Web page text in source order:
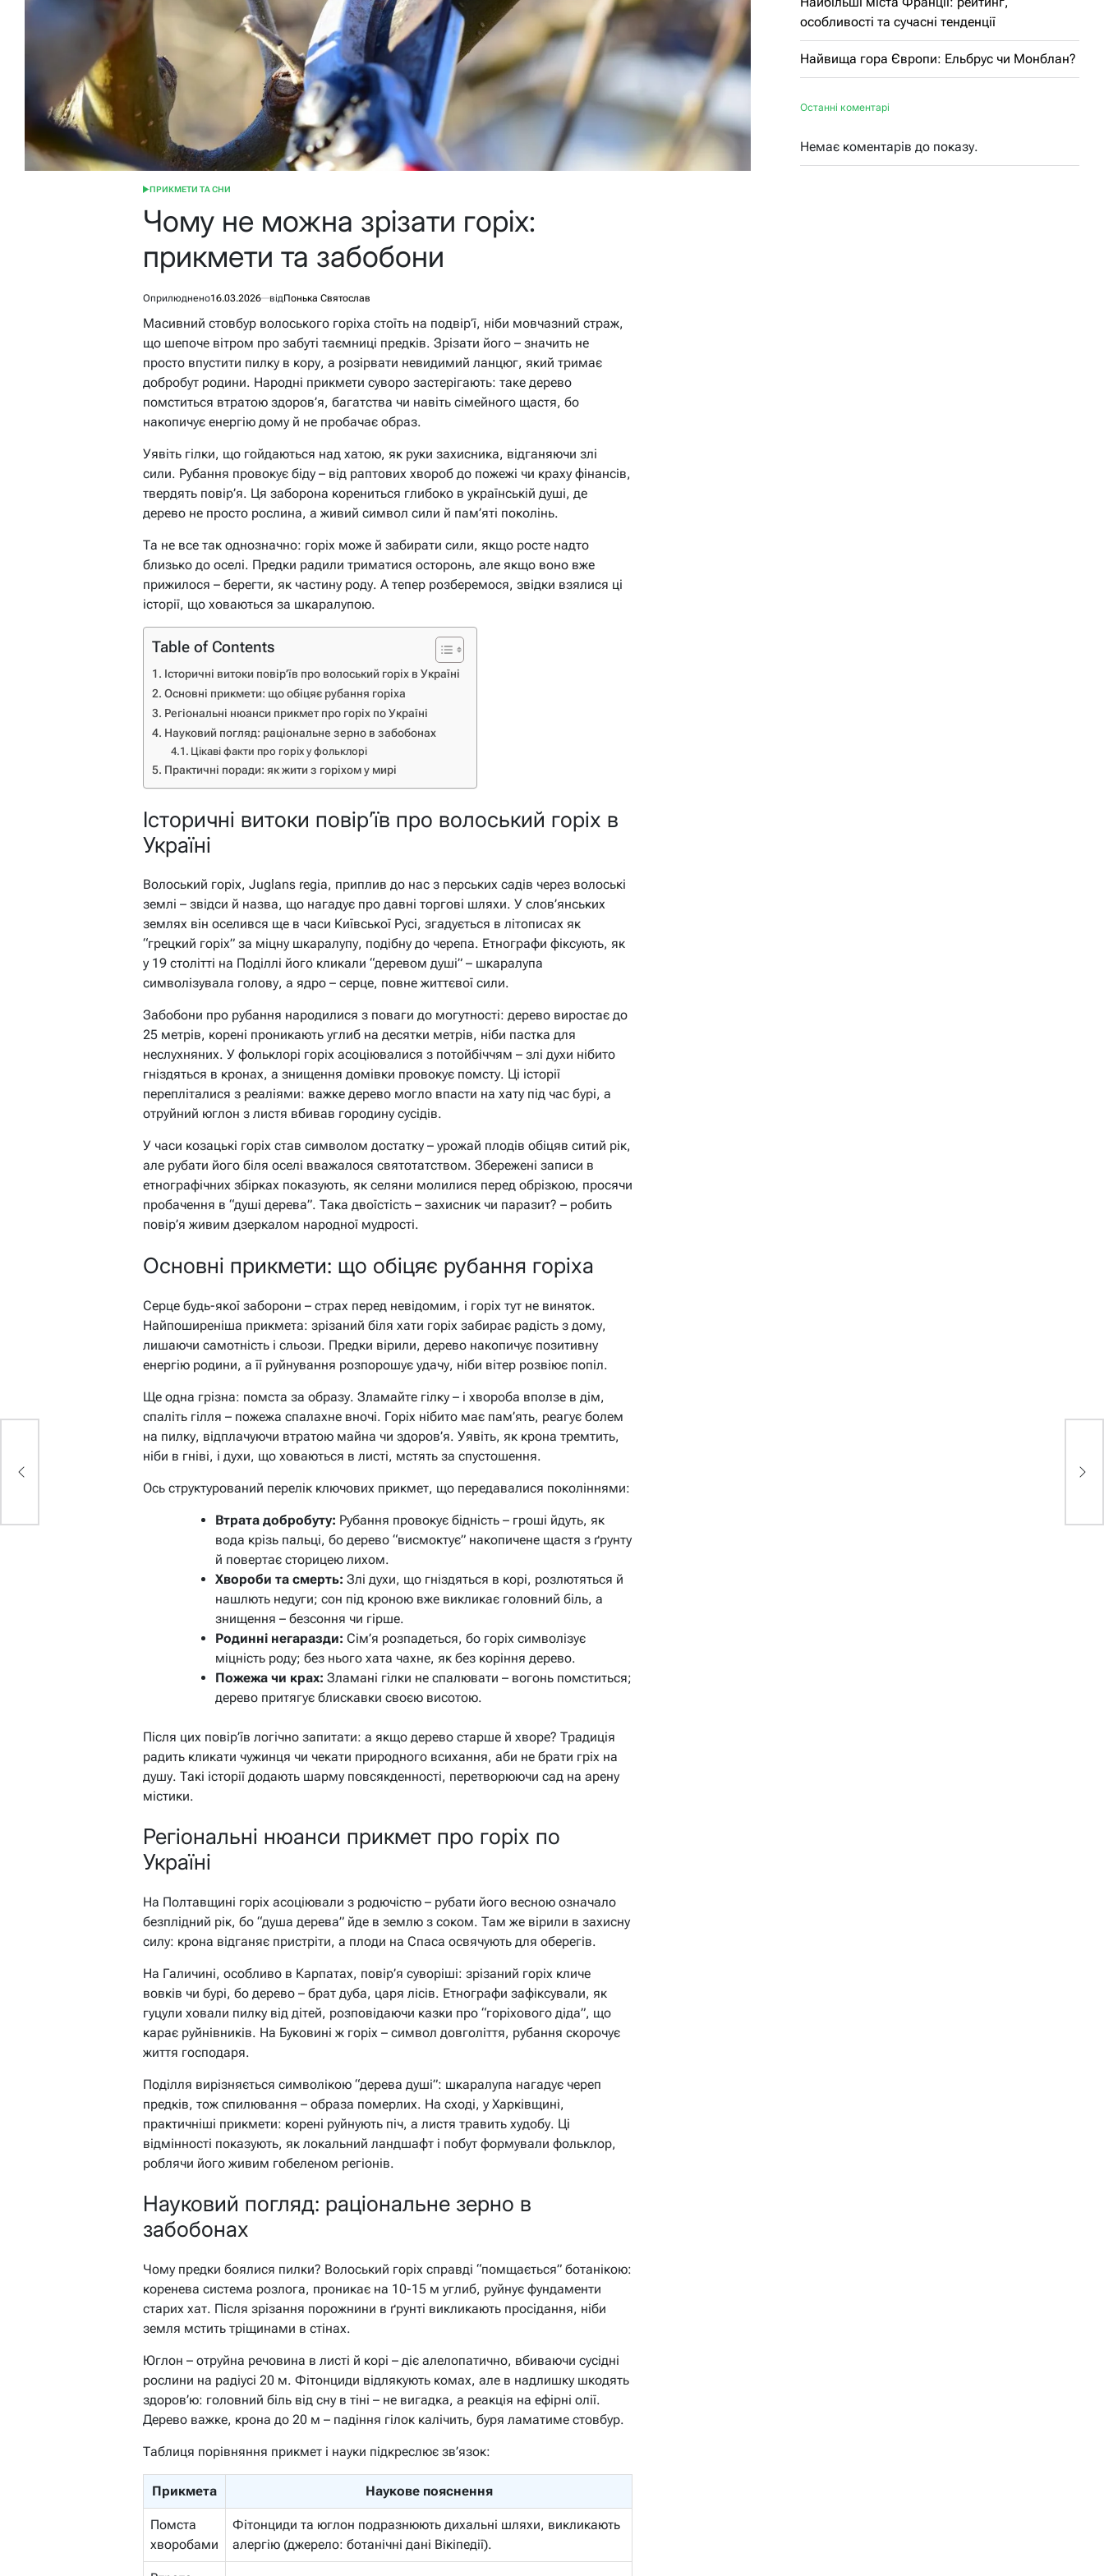
ОПУБЛІКУВАТИ
ПРИКМЕТИ ТА СНИ
Чому не можна зрізати горіх:
прикмети та забобони
Оприлюднено16.03.2026 відПонька Святослав
Масивний стовбур волоського горіха стоїть на подвір’ї, ніби мовчазний страж,
що шепоче вітром про забуті таємниці предків. Зрізати його – значить не
просто впустити пилку в кору, а розірвати невидимий ланцюг, який тримає
добробут родини. Народні прикмети суворо застерігають: таке дерево
помститься втратою здоров’я, багатства чи навіть сімейного щастя, бо
накопичує енергію дому й не пробачає образ.
Уявіть гілки, що гойдаються над хатою, як руки захисника, відганяючи злі
сили. Рубання провокує біду – від раптових хвороб до пожежі чи краху фінансів,
твердять повір’я. Ця заборона корениться глибоко в українській душі, де
дерево не просто рослина, а живий символ сили й пам’яті поколінь.
Та не все так однозначно: горіх може й забирати сили, якщо росте надто
близько до оселі. Предки радили триматися осторонь, але якщо воно вже
прижилося – берегти, як частину роду. А тепер розберемося, звідки взялися ці
історії, що ховаються за шкаралупою.
Table of Contents
Історичні витоки повір’їв про волоський горіх в Україні
Основні прикмети: що обіцяє рубання горіха
Регіональні нюанси прикмет про горіх по Україні
Науковий погляд: раціональне зерно в забобонах
Цікаві факти про горіх у фольклорі
Практичні поради: як жити з горіхом у мирі
Історичні витоки повір’їв про волоський горіх в
Україні
Волоський горіх, Juglans regia, приплив до нас з перських садів через волоські
землі – звідси й назва, що нагадує про давні торгові шляхи. У слов’янських
землях він оселився ще в часи Київської Русі, згадується в літописах як
“грецкий горіх” за міцну шкаралупу, подібну до черепа. Етнографи фіксують, як
у 19 столітті на Поділлі його кликали “деревом душі” – шкаралупа
символізувала голову, а ядро – серце, повне життєвої сили.
Забобони про рубання народилися з поваги до могутності: дерево виростає до
25 метрів, корені проникають углиб на десятки метрів, ніби пастка для
неслухняних. У фольклорі горіх асоціювалися з потойбіччям – злі духи нібито
гніздяться в кронах, а знищення домівки провокує помсту. Ці історії
перепліталися з реаліями: важке дерево могло впасти на хату під час бурі, а
отруйний юглон з листя вбивав городину сусідів.
У часи козацькі горіх став символом достатку – урожай плодів обіцяв ситий рік,
але рубати його біля оселі вважалося святотатством. Збережені записи в
етнографічних збірках показують, як селяни молилися перед обрізкою, просячи
пробачення в “душі дерева”. Така двоїстість – захисник чи паразит? – робить
повір’я живим дзеркалом народної мудрості.
Основні прикмети: що обіцяє рубання горіха
Серце будь-якої заборони – страх перед невідомим, і горіх тут не виняток.
Найпоширеніша прикмета: зрізаний біля хати горіх забирає радість з дому,
лишаючи самотність і сльози. Предки вірили, дерево накопичує позитивну
енергію родини, а її руйнування розпорошує удачу, ніби вітер розвіює попіл.
Ще одна грізна: помста за образу. Зламайте гілку – і хвороба вползе в дім,
спаліть гілля – пожежа спалахне вночі. Горіх нібито має пам’ять, реагує болем
на пилку, відплачуючи втратою майна чи здоров’я. Уявіть, як крона тремтить,
ніби в гніві, і духи, що ховаються в листі, мстять за спустошення.
Ось структурований перелік ключових прикмет, що передавалися поколіннями:
Втрата добробуту: Рубання провокує бідність – гроші йдуть, як
вода крізь пальці, бо дерево “висмоктує” накопичене щастя з ґрунту
й повертає сторицею лихом.
Хвороби та смерть: Злі духи, що гніздяться в корі, розлютяться й
нашлють недуги; сон під кроною вже викликає головний біль, а
знищення – безсоння чи гірше.
Родинні негаразди: Сім’я розпадеться, бо горіх символізує
міцність роду; без нього хата чахне, як без коріння дерево.
Пожежа чи крах: Зламані гілки не спалювати – вогонь помститься;
дерево притягує блискавки своєю висотою.
Після цих повір’їв логічно запитати: а якщо дерево старше й хворе? Традиція
радить кликати чужинця чи чекати природного всихання, аби не брати гріх на
душу. Такі історії додають шарму повсякденності, перетворюючи сад на арену
містики.
Регіональні нюанси прикмет про горіх по
Україні
На Полтавщині горіх асоціювали з родючістю – рубати його весною означало
безплідний рік, бо “душа дерева” йде в землю з соком. Там же вірили в захисну
силу: крона відганяє пристріти, а плоди на Спаса освячують для оберегів.
На Галичині, особливо в Карпатах, повір’я суворіші: зрізаний горіх кличе
вовків чи бурі, бо дерево – брат дуба, царя лісів. Етнографи зафіксували, як
гуцули ховали пилку від дітей, розповідаючи казки про “горіхового діда”, що
карає руйнівників. На Буковині ж горіх – символ довголіття, рубання скорочує
життя господаря.
Поділля вирізняється символікою “дерева душі”: шкаралупа нагадує череп
предків, тож спилювання – образа померлих. На сході, у Харківщині,
практичніші прикмети: корені руйнують піч, а листя травить худобу. Ці
відмінності показують, як локальний ландшафт і побут формували фольклор,
роблячи його живим гобеленом регіонів.
Науковий погляд: раціональне зерно в
забобонах
Чому предки боялися пилки? Волоський горіх справді “помщається” ботанікою:
коренева система розлога, проникає на 10-15 м углиб, руйнує фундаменти
старих хат. Після зрізання порожнини в ґрунті викликають просідання, ніби
земля мстить тріщинами в стінах.
Юглон – отруйна речовина в листі й корі – діє алелопатично, вбиваючи сусідні
рослини на радіусі 20 м. Фітонциди відлякують комах, але в надлишку шкодять
здоров’ю: головний біль від сну в тіні – не вигадка, а реакція на ефірні олії.
Дерево важке, крона до 20 м – падіння гілок калічить, буря ламатиме стовбур.
Таблиця порівняння прикмет і науки підкреслює зв’язок:
Прикмета Наукове пояснення
Помста
хворобами
Фітонциди та юглон подразнюють дихальні шляхи, викликають
алергію (джерело: ботанічні дані Вікіпедії).
особливості та сучасні тенденції
Найвища гора Європи: Ельбрус чи Монблан?
Останні коментарі
Немає коментарів до показу.